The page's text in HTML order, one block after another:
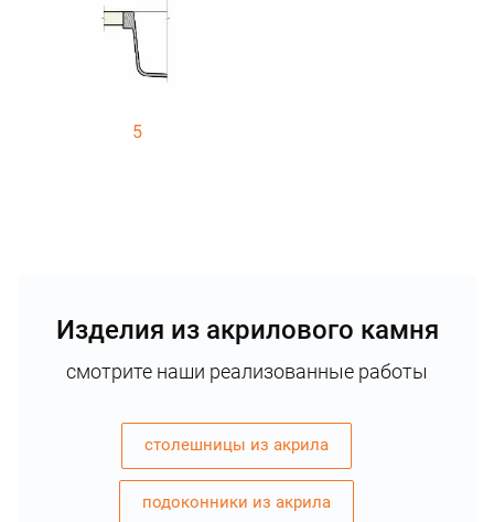
5
Изделия из акрилового камня
смотрите наши реализованные работы
столешницы из акрила
подоконники из акрила